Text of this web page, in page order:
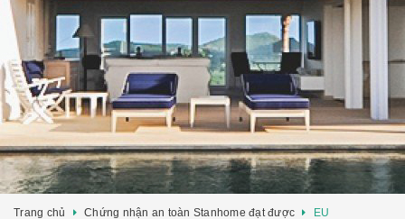
Trang chủ Chứng nhận an toàn Stanhome đạt được
EU